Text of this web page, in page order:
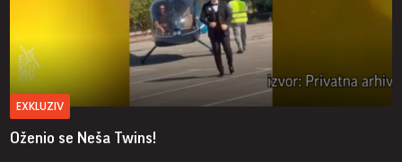
EXKLUZIV
Oženio se Neša Twins!